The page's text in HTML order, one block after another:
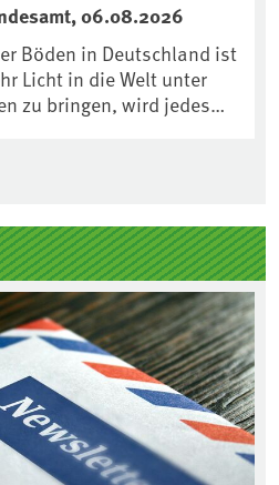
auf diese und
auf unserer Webseite:
#Trockenheit
06.08.2026
Böden in Deutschland ist
Licht in die Welt unter
zu bringen, wird jedes
Tag des Bodens, der
vorgestellt. Das UBA
wird der Boden des
und was passiert
eines solchen
Infos dazu gibt es im
Jetzt
interview/sc202-
kuer-der-krume/